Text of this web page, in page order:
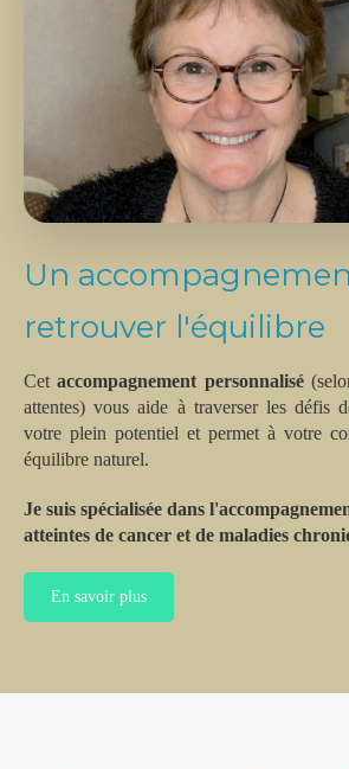
Un
retrouver l'équilibre
Cetaccompagnement personnalisé
attentes) vous aide à traverser les défis
votre plein potentiel et permet à votre
équilibre naturel.
Je suis spécialisée dans
atteintes de cancer et de maladies
En savoir plus